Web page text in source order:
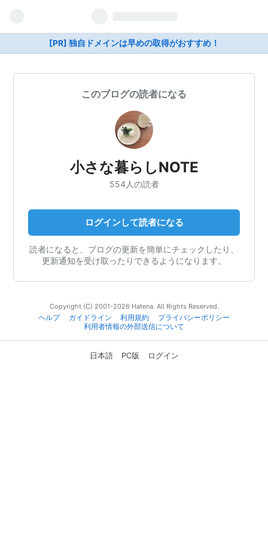
[PR] 独自ドメインは早めの取得がおすすめ！
このブログの読者になる
小さな暮らしNOTE
554人の読者
ログインして読者になる
読者になると、ブログの更新を簡単にチェックしたり、
更新通知を受け取ったりできるようになります。
Copyright (C) 2001-2026 Hatena. All Rights Reserved.
ヘルプ
ガイドライン 利用規約
プライバシーポリシー
利用者情報の外部送信について
日本語 PC版 ログイン